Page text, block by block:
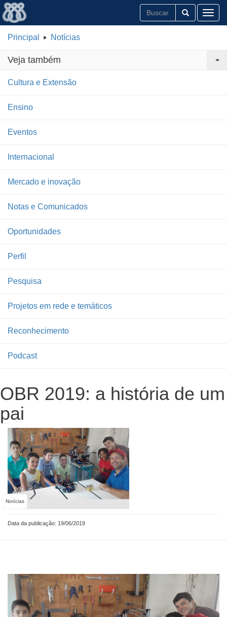
Principal Notícias
Veja também
Cultura e Extensão
Ensino
Eventos
Internacional
Mercado e inovação
Notas e Comunicados
Oportunidades
Perfil
Pesquisa
Projetos em rede e temáticos
Reconhecimento
Podcast
OBR 2019: a história de um
pai
Notícias
Data da publicação: 19/06/2019